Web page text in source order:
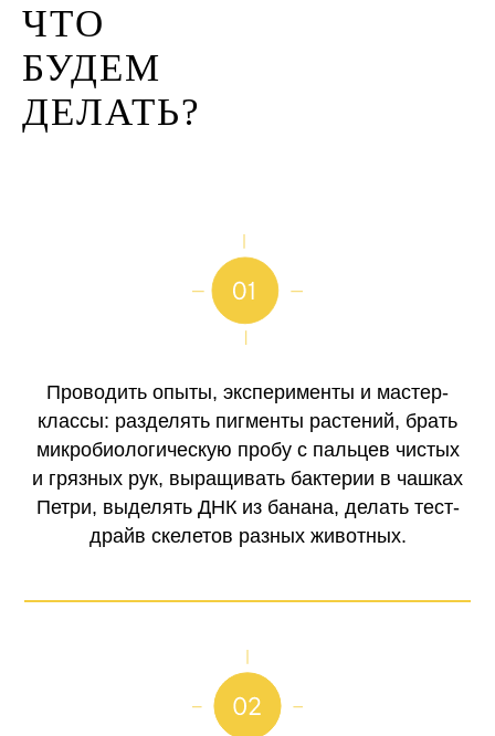
ЧТО
БУДЕМ
ДЕЛАТЬ?
Проводить опыты, эксперименты и мастер-
классы: разделять пигменты растений, брать
микробиологическую пробу с пальцев чистых
и грязных рук, выращивать бактерии в чашках
Петри, выделять ДНК из банана, делать тест-
драйв скелетов разных животных.